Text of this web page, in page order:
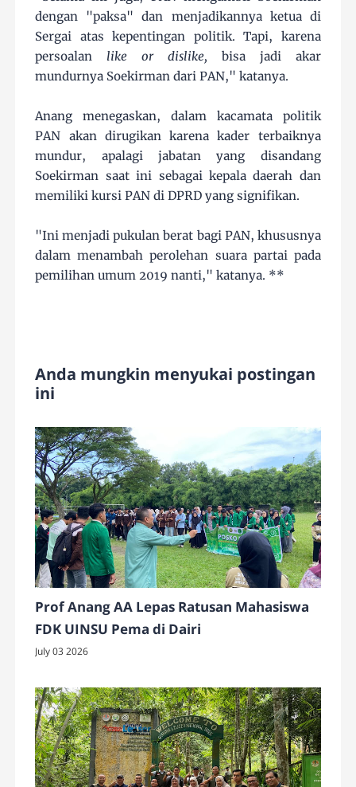
dengan "paksa" dan menjadikannya ketua di
Sergai atas kepentingan politik. Tapi, karena
persoalan like or dislike, bisa jadi akar
mundurnya Soekirman dari PAN," katanya.
Anang menegaskan, dalam kacamata politik
PAN akan dirugikan karena kader terbaiknya
mundur, apalagi jabatan yang disandang
Soekirman saat ini sebagai kepala daerah dan
memiliki kursi PAN di DPRD yang signifikan.
"Ini menjadi pukulan berat bagi PAN, khususnya
dalam menambah perolehan suara partai pada
pemilihan umum 2019 nanti," katanya. **
Anda mungkin menyukai postingan
ini
Prof Anang AA Lepas Ratusan Mahasiswa
FDK UINSU Pema di Dairi
July 03 2026